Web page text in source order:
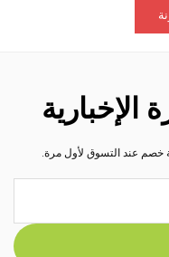
الإخبارية
خصم عند التسوق لأول مرة.